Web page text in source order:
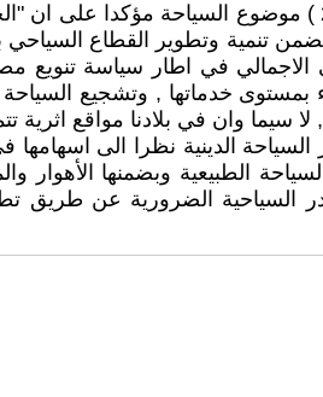
تناول برنامج الحزب الشيوعي العراقي المقر من قبل المؤتمر الوطني الحادي عشر للفترة من ( 24 – 28 تشرين
تنمية وتطوير القطاع السياحي
الاجمالي في اطار سياسة تنويع
خدماتها , وتشجيع السياحة
سيما وان في بلادنا مواقع اثرية
السياحة الدينية نظرا الى
الطبيعية وبضمنها الأهوار
السياحية الضرورية عن طريق